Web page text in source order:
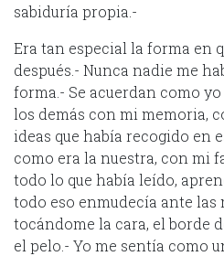
sabiduría propia.-
Era tan especial la forma en
después.- Nunca nadie me
forma.- Se acuerdan como
los demás con mi memoria,
ideas que había recogido en
como era la nuestra, con mi
todo lo que había leído,
todo eso enmudecía ante las
tocándome la cara, el borde
el pelo.- Yo me sentía como